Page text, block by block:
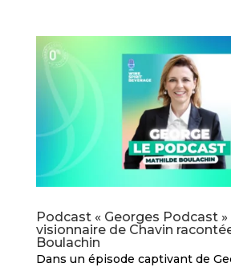
Podcast « Georges Podcast »
visionnaire de Chavin
Boulachin
Dans un épisode captivant de